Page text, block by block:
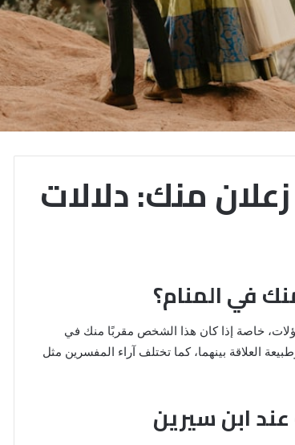
منك: دلالات
في المنام؟
خاصة إذا كان هذا الشخص مقربًا منك في
العلاقة بينهما، كما تختلف آراء المفسرين مثل
ابن سيرين